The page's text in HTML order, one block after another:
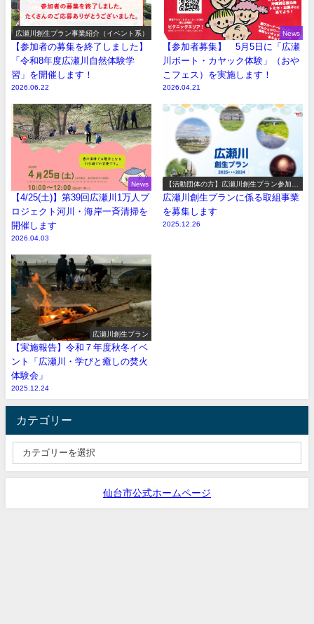
広瀬川創生プラン事業紹介（イベント系）
【参加者の募集を終了しました】
「令和8年度広瀬川自然体験学
習」を開催します！
2026.06.22
News
【参加者募集】 5月5日に「広瀬
川ボート・カヤック体験」（おや
こフェス）を実施します！
2026.04.21
News
【4/25(土)】第39回広瀬川1万人プ
ロジェクト河川・海岸一斉清掃を
開催します
2026.04.03
【活動団体の方】広瀬川創生プラン参加事
業の募集
広瀬川創生プランに係る取組事業
を募集します
2025.12.26
広瀬川創生プラン
【実施報告】令和７年度秋冬イベ
ント「広瀬川・学びと癒しの焚火
体験会」
2025.12.24
カテゴリー
仙台市公式ホームページ